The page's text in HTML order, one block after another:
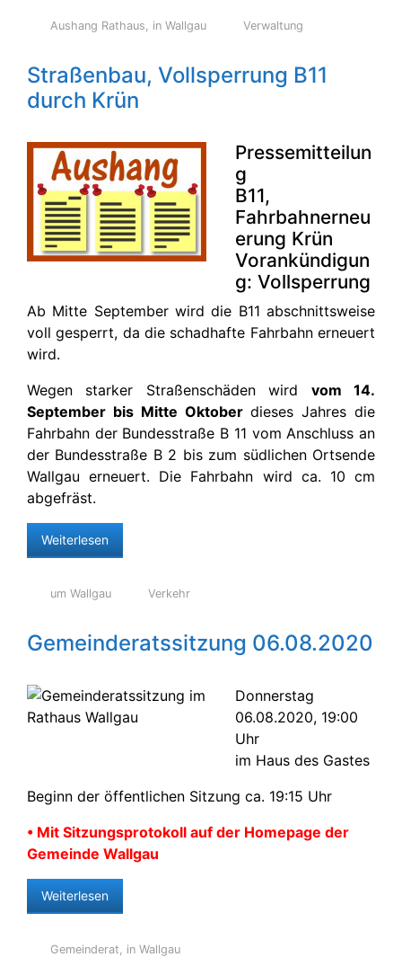
Aushang Rathaus, in Wallgau Verwaltung
Straßenbau, Vollsperrung B11
durch Krün
Pressemitteilun
g
B11,
Fahrbahnerneu
erung Krün
Vorankündigun
g: Vollsperrung
Ab Mitte September wird die B11 abschnittsweise
voll gesperrt, da die schadhafte Fahrbahn erneuert
wird.
Wegen starker Straßenschäden wird vom 14.
September bis Mitte Oktoberdieses Jahres die
Fahrbahn der Bundesstraße B 11 vom Anschluss an
der Bundesstraße B 2 bis zum südlichen Ortsende
Wallgau erneuert. Die Fahrbahn wird ca. 10 cm
abgefräst.
Weiterlesen
um Wallgau Verkehr
Gemeinderatssitzung 06.08.2020
Donnerstag
06.08.2020, 19:00
Uhr
im Haus des Gastes
Beginn der öffentlichen Sitzung ca. 19:15 Uhr
• Mit Sitzungsprotokoll auf der Homepage der
Gemeinde Wallgau
Weiterlesen
Gemeinderat, in Wallgau